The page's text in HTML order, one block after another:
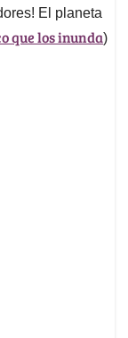
El planeta
que los inunda)